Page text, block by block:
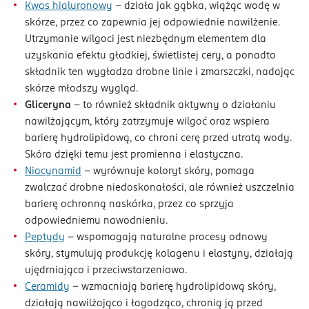
Kwas hialuronowy – działa jak gąbka, wiążąc wodę w
skórze, przez co zapewnia jej odpowiednie nawilżenie.
Utrzymanie wilgoci jest niezbędnym elementem dla
uzyskania efektu gładkiej, świetlistej cery, a ponadto
składnik ten wygładza drobne linie i zmarszczki, nadając
skórze młodszy wygląd.
Gliceryna – to również składnik aktywny o działaniu
nawilżającym, który zatrzymuje wilgoć oraz wspiera
barierę hydrolipidową, co chroni cerę przed utratą wody.
Skóra dzięki temu jest promienna i elastyczna.
Niacynamid – wyrównuje koloryt skóry, pomaga
zwalczać drobne niedoskonałości, ale również uszczelnia
barierę ochronną naskórka, przez co sprzyja
odpowiedniemu nawodnieniu.
Peptydy – wspomagają naturalne procesy odnowy
skóry, stymulują produkcję kolagenu i elastyny, działają
ujędrniająco i przeciwstarzeniowo.
Ceramidy – wzmacniają barierę hydrolipidową skóry,
działają nawilżająco i łagodząco, chronią ją przed